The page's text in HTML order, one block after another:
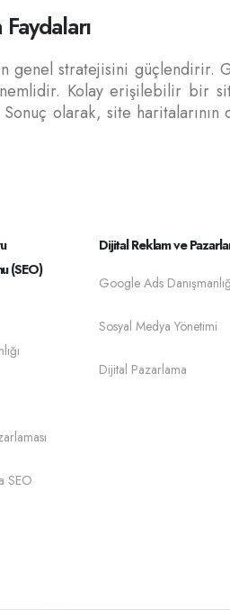
stratejisini güçlendirir.
Kolay erişilebilir bir
olarak, site
(SEO)
SEO
Dijital Reklam ve
Google Ads
Sosyal Medya Yönetimi
Dijital Pazarlama